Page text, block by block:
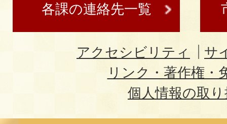
各課の連絡先一覧
アクセシビリティ
サ
リンク・著作権・
個人情報の取